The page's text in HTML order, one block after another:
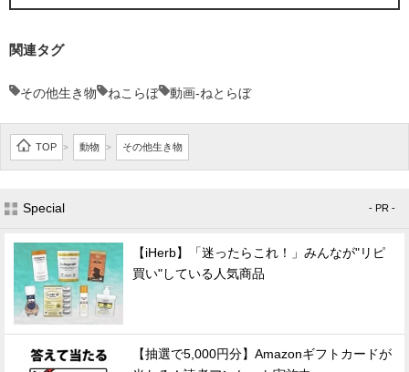
関連タグ
その他生き物 ねこらぼ 動画-ねとらぼ
TOP > 動物 > その他生き物
Special - PR -
【iHerb】「迷ったらこれ！」みんなが"リピ
買い"している人気商品
【抽選で5,000円分】Amazonギフトカードが